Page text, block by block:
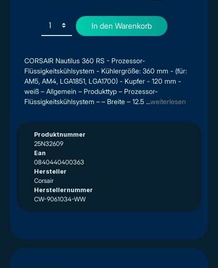
CORSAIR Nautilus 360 RS - Prozessor-
Flüssigkeitskühlsystem - Kühlergröße: 360 mm - (für:
AM5, AM4, LGA1851, LGA1700) - Kupfer - 120 mm -
weiß – Allgemein – Produkttyp – Prozessor-
Flüssigkeitskühlsystem – – Breite – 12.5 ...weiterlesen
Produktnummer
25N32609
Ean
0840440400363
Hersteller
Corsair
Herstellernummer
CW-9061034-WW
In den Warenkorb